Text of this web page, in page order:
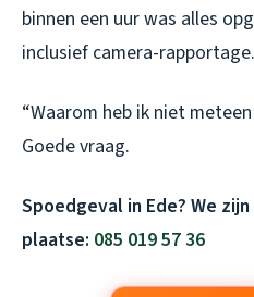
binnen een uur was alles
inclusief camera-rapportage.
“Waarom heb ik niet
Goede vraag.
Spoedgeval in Ede? We
plaatse: 085 019 57 36